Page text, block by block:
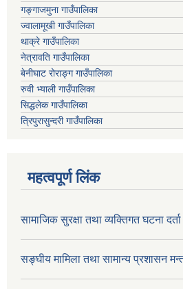
गङ्गाजमुना गाउँपालिका
ज्वालामूखी गाउँपालिका
थाक्रे गाउँपालिका
नेत्रावति गाउँपालिका
बेनीघाट रोराङ्ग गाउँपालिका
रुवी भ्याली गाउँपालिका
सिद्धलेक गाउँपालिका
त्रिपुरासुन्दरी गाउँपालिका
महत्वपूर्ण लिंक
सामाजिक सुरक्षा तथा व्यक्तिगत घटना दर्ता
सङ्घीय मामिला तथा सामान्य प्रशासन